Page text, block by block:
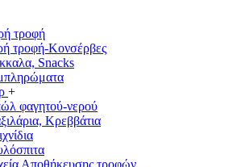
τροφή
τροφή-Κονσέρβες
Snacks
+
φαγητού-νερού
Κρεββάτια
Αποθήκευσης τροφών